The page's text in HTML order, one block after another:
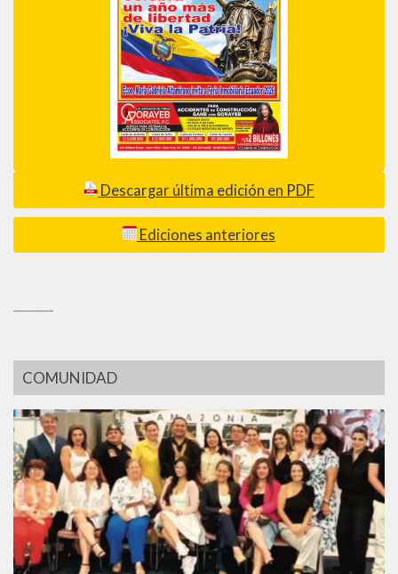
Descargar última edición en PDF
Ediciones anteriores
COMUNIDAD